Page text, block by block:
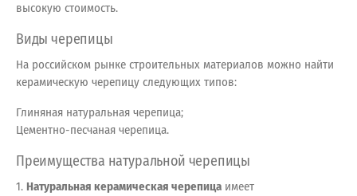
высокую стоимость.
Виды черепицы
На российском рынке строительных материалов можно найти
керамическую черепицу следующих типов:
Глиняная натуральная черепица;
Цементно-песчаная черепица.
Преимущества натуральной черепицы
1. Натуральная керамическая черепица имеет